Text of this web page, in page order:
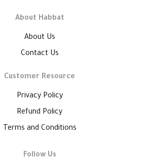
About Habbat
About Us
Contact Us
Customer Resource
Privacy Policy
Refund Policy
Terms and Conditions
Follow Us